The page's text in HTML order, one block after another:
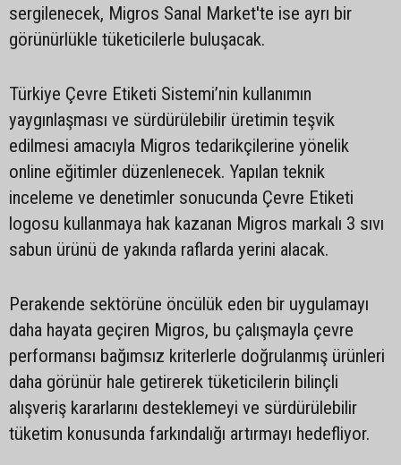
sergilenecek, Migros Sanal Market'te ise ayrı bir
görünürlükle tüketicilerle buluşacak.
Türkiye Çevre Etiketi Sistemi’nin kullanımın
yaygınlaşması ve sürdürülebilir üretimin teşvik
edilmesi amacıyla Migros tedarikçilerine yönelik
online eğitimler düzenlenecek. Yapılan teknik
inceleme ve denetimler sonucunda Çevre Etiketi
logosu kullanmaya hak kazanan Migros markalı 3 sıvı
sabun ürünü de yakında raflarda yerini alacak.
Perakende sektörüne öncülük eden bir uygulamayı
daha hayata geçiren Migros, bu çalışmayla çevre
performansı bağımsız kriterlerle doğrulanmış ürünleri
daha görünür hale getirerek tüketicilerin bilinçli
alışveriş kararlarını desteklemeyi ve sürdürülebilir
tüketim konusunda farkındalığı artırmayı hedefliyor.